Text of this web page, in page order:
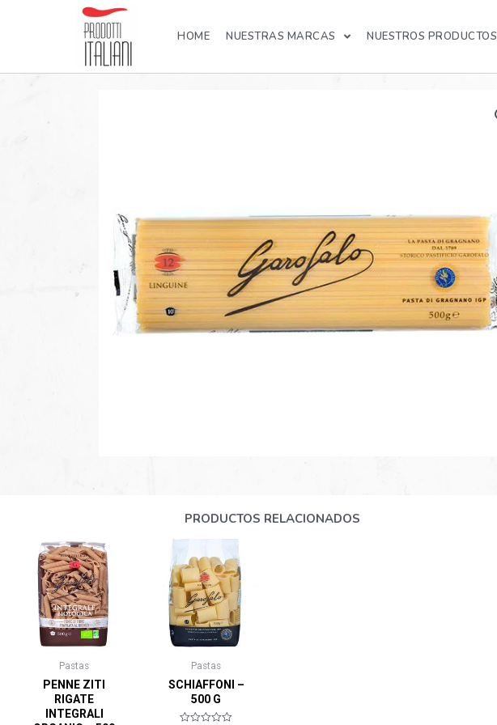
HOME NUESTRAS MARCAS NUESTROS PRODUCTOS
PRODUCTOS RELACIONADOS
Pastas
PENNE ZITI
RIGATE
INTEGRALI
Pastas
SCHIAFFONI –
500 G